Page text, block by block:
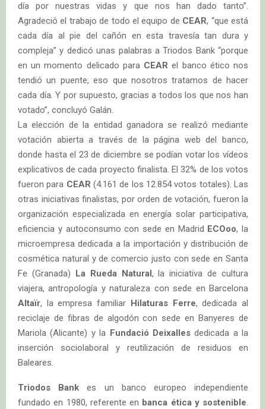
día por nuestras vidas y que nos han dado tanto”.
Agradeció el trabajo de todo el equipo de CEAR, “que está
cada día al pie del cañón en esta travesía tan dura y
compleja” y dedicó unas palabras a Triodos Bank “porque
en un momento delicado para CEAR el banco ético nos
tendió un puente, eso que nosotros tratamos de hacer
cada día. Y por supuesto, gracias a todos los que nos han
votado”, concluyó Galán.
La elección de la entidad ganadora se realizó mediante
votación abierta a través de la página web del banco,
donde hasta el 23 de diciembre se podían votar los vídeos
explicativos de cada proyecto finalista. El 32% de los votos
fueron para CEAR (4.161 de los 12.854 votos totales). Las
otras iniciativas finalistas, por orden de votación, fueron la
organización especializada en energía solar participativa,
eficiencia y autoconsumo con sede en Madrid ECOoo, la
microempresa dedicada a la importación y distribución de
cosmética natural y de comercio justo con sede en Santa
Fe (Granada) La Rueda Natural, la iniciativa de cultura
viajera, antropología y naturaleza con sede en Barcelona
Altaïr, la empresa familiar Hilaturas Ferre, dedicada al
reciclaje de fibras de algodón con sede en Banyeres de
Mariola (Alicante) y la Fundació Deixallesdedicada a la
inserción sociolaboral y reutilización de residuos en
Baleares.
Triodos Bank es un banco europeo independiente
fundado en 1980, referente en banca ética y sostenible.